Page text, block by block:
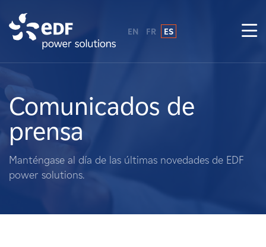
Sobre nosotros
Qué hacemos
Terratenientes
EN FR ES
Comunicados de
prensa
Manténgase al día de las últimas novedades de EDF
power solutions.